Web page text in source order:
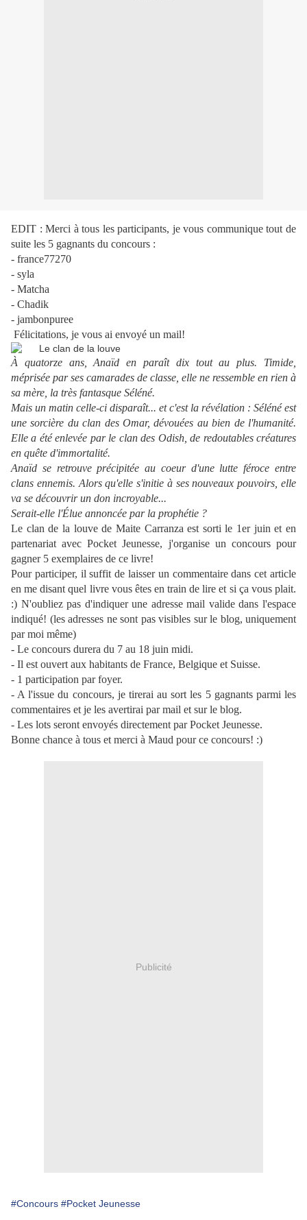
EDIT : Merci à tous les participants, je vous communique tout de
suite les 5 gagnants du concours :
- france77270
- syla
- Matcha
- Chadik
- jambonpuree
Félicitations, je vous ai envoyé un mail!
À quatorze ans, Anaïd en paraît dix tout au plus. Timide,
méprisée par ses camarades de classe, elle ne ressemble en rien à
sa mère, la très fantasque Séléné.
Mais un matin celle-ci disparaît... et c'est la révélation : Séléné est
une sorcière du clan des Omar, dévouées au bien de l'humanité.
Elle a été enlevée par le clan des Odish, de redoutables créatures
en quête d'immortalité.
Anaïd se retrouve précipitée au coeur d'une lutte féroce entre
clans ennemis. Alors qu'elle s'initie à ses nouveaux pouvoirs, elle
va se découvrir un don incroyable...
Serait-elle l'Élue annoncée par la prophétie ?
Le clan de la louve de Maite Carranza est sorti le 1er juin et en
partenariat avec Pocket Jeunesse, j'organise un concours pour
gagner 5 exemplaires de ce livre!
Pour participer, il suffit de laisser un commentaire dans cet article
en me disant quel livre vous êtes en train de lire et si ça vous plait.
:) N'oubliez pas d'indiquer une adresse mail valide dans l'espace
indiqué! (les adresses ne sont pas visibles sur le blog, uniquement
par moi même)
- Le concours durera du 7 au 18 juin midi.
- Il est ouvert aux habitants de France, Belgique et Suisse.
- 1 participation par foyer.
- A l'issue du concours, je tirerai au sort les 5 gagnants parmi les
commentaires et je les avertirai par mail et sur le blog.
- Les lots seront envoyés directement par Pocket Jeunesse.
Bonne chance à tous et merci à Maud pour ce concours! :)
Publicité
#Concours #Pocket Jeunesse